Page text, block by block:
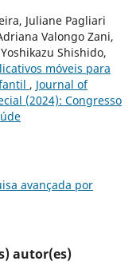
Juliane Pagliari
Valongo Zani,
Shishido,
móveis para
, Journal of
(2024): Congresso
avançada por
autor(es)